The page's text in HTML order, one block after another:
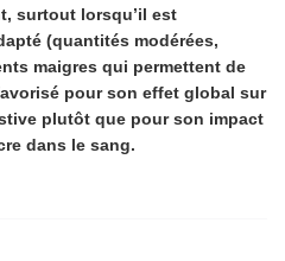
, surtout lorsqu’il est
(quantités modérées,
maigres qui permettent de
pour son effet global sur
plutôt que pour son impact
dans le sang.